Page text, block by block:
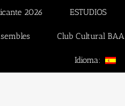
2026 ESTUDIOS
Club Cultural BAA
Idioma: